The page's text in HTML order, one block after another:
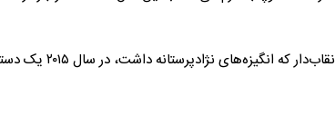
در یکی از خبرسازترین جنایات این چنینی در دهه گذشته، یک مهاجم ۲۱ ساله نقاب‌دار که